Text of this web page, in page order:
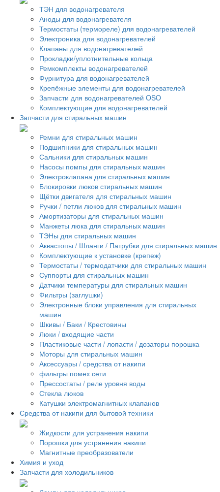
ТЭН для водонагревателя
Аноды для водонагревателя
Термостаты (термореле) для водонагревателей
Электроника для водонагревателей
Клапаны для водонагревателей
Прокладки/уплотнительные кольца
Ремкомплекты водонагревателей
Фурнитура для водонагревателей
Крепёжные элементы для водонагревателей
Запчасти для водонагревателей OSO
Комплектующие для водонагревателей
Запчасти для стиральных машин
Ремни для стиральных машин
Подшипники для стиральных машин
Сальники для стиральных машин
Насосы помпы для стиральных машин
Электроклапана для стиральных машин
Блокировки люков стиральных машин
Щётки двигателя для стиральных машин
Ручки / петли люков для стиральных машин
Амортизаторы для стиральных машин
Манжеты люка для стиральных машин
ТЭНы для стиральных машин
Аквастопы / Шланги / Патрубки для стиральных машин
Комплектующие к установке (крепеж)
Термостаты / термодатчики для стиральных машин
Суппорты для стиральных машин
Датчики температуры для стиральных машин
Фильтры (заглушки)
Электронные блоки управления для стиральных
машин
Шкивы / Баки / Крестовины
Люки / входящие части
Пластиковые части / лопасти / дозаторы порошка
Моторы для стиральных машин
Аксессуары / средства от накипи
фильтры помех сети
Прессостаты / реле уровня воды
Стекла люков
Катушки электромагнитных клапанов
Средства от накипи для бытовой техники
Жидкости для устранения накипи
Порошки для устранения накипи
Магнитные преобразователи
Химия и уход
Запчасти для холодильников